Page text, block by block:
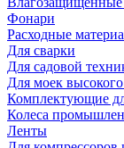
Фонари
Расходные
Для сварки
Для садовой
Для моек
Комплектующие
Колеса
Ленты